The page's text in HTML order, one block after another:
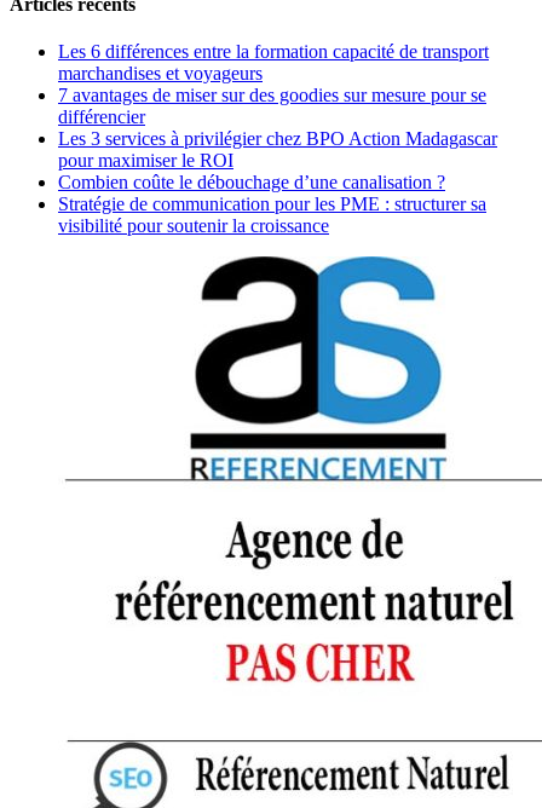
Articles récents
Les 6 différences entre la formation capacité de transport
marchandises et voyageurs
7 avantages de miser sur des goodies sur mesure pour se
différencier
Les 3 services à privilégier chez BPO Action Madagascar
pour maximiser le ROI
Combien coûte le débouchage d’une canalisation ?
Stratégie de communication pour les PME : structurer sa
visibilité pour soutenir la croissance